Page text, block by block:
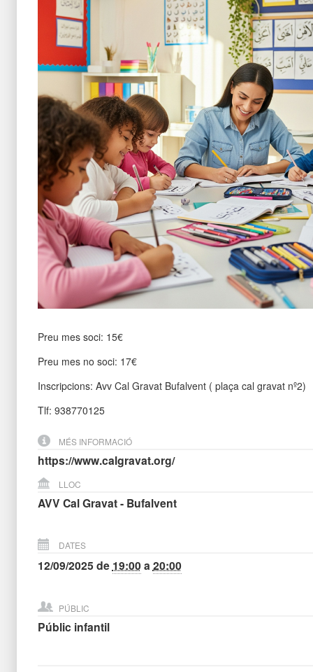
Preu mes soci: 15€
Preu mes no soci: 17€
Inscripcions: Avv Cal Gravat Bufalvent ( plaça cal gravat nº2)
Tlf: 938770125
MÉS INFORMACIÓ
https://www.calgravat.org/
LLOC
AVV Cal Gravat - Bufalvent
DATES
12/09/2025 de 19:00a 20:00
PÚBLIC
Públic infantil